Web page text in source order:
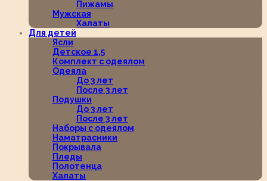
Пижамы
Мужская
Халаты
Для детей
Ясли
Детское 1,5
Комплект с одеялом
Одеяла
До 3 лет
После 3 лет
Подушки
До 3 лет
После 3 лет
Наборы с одеялом
Наматрасники
Покрывала
Пледы
Полотенца
Халаты